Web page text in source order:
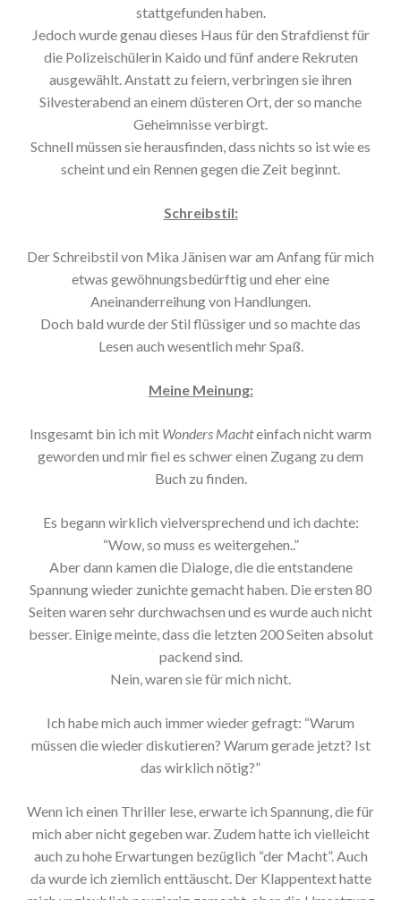
stattgefunden haben.
Jedoch wurde genau dieses Haus für den Strafdienst für
die Polizeischülerin Kaido und fünf andere Rekruten
ausgewählt. Anstatt zu feiern, verbringen sie ihren
Silvesterabend an einem düsteren Ort, der so manche
Geheimnisse verbirgt.
Schnell müssen sie herausfinden, dass nichts so ist wie es
scheint und ein Rennen gegen die Zeit beginnt.
Schreibstil:
Der Schreibstil von Mika Jänisen war am Anfang für mich
etwas gewöhnungsbedürftig und eher eine
Aneinanderreihung von Handlungen.
Doch bald wurde der Stil flüssiger und so machte das
Lesen auch wesentlich mehr Spaß.
Meine Meinung:
Insgesamt bin ich mit Wonders Machteinfach nicht warm
geworden und mir fiel es schwer einen Zugang zu dem
Buch zu finden.
Es begann wirklich vielversprechend und ich dachte:
“Wow, so muss es weitergehen..”
Aber dann kamen die Dialoge, die die entstandene
Spannung wieder zunichte gemacht haben. Die ersten 80
Seiten waren sehr durchwachsen und es wurde auch nicht
besser. Einige meinte, dass die letzten 200 Seiten absolut
packend sind.
Nein, waren sie für mich nicht.
Ich habe mich auch immer wieder gefragt: “Warum
müssen die wieder diskutieren? Warum gerade jetzt? Ist
das wirklich nötig?”
Wenn ich einen Thriller lese, erwarte ich Spannung, die für
mich aber nicht gegeben war. Zudem hatte ich vielleicht
auch zu hohe Erwartungen bezüglich “der Macht”. Auch
da wurde ich ziemlich enttäuscht. Der Klappentext hatte